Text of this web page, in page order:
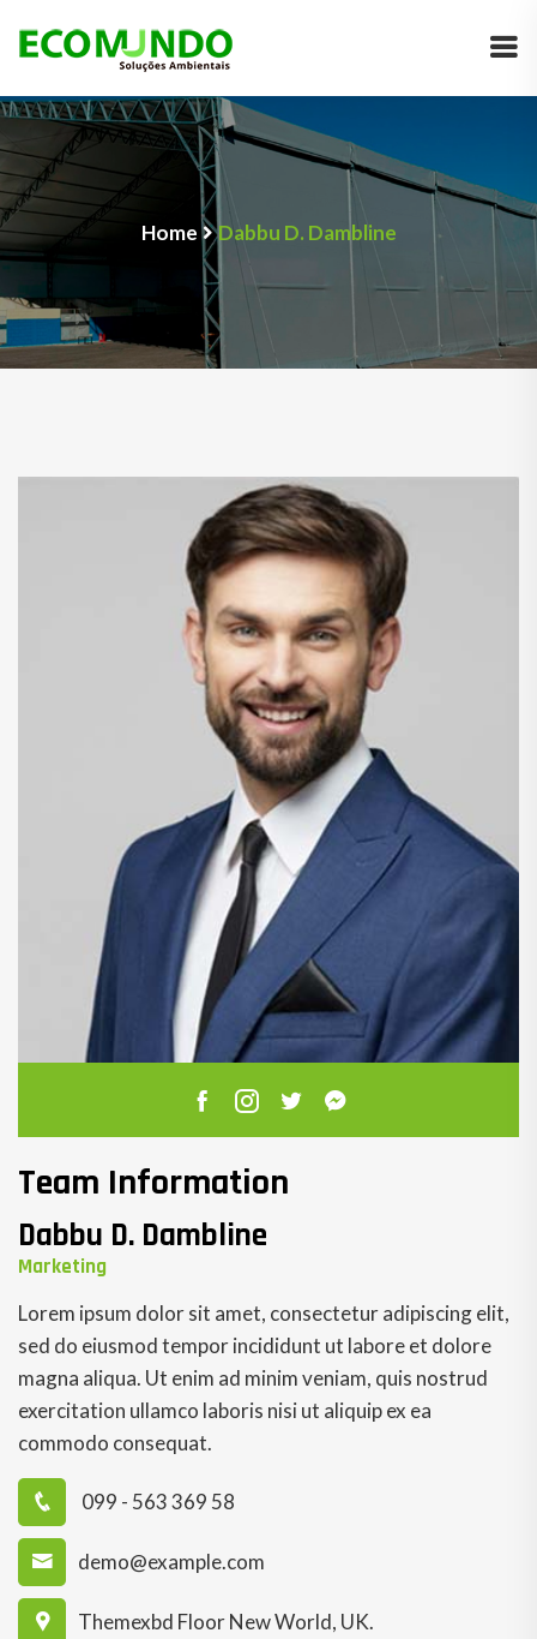
Home Dabbu D. Dambline
Team Information
Dabbu D. Dambline
Marketing
Lorem ipsum dolor sit amet, consectetur adipiscing elit,
sed do eiusmod tempor incididunt ut labore et dolore
magna aliqua. Ut enim ad minim veniam, quis nostrud
exercitation ullamco laboris nisi ut aliquip ex ea
commodo consequat.
099 - 563 369 58
demo@example.com
Themexbd Floor New World, UK.